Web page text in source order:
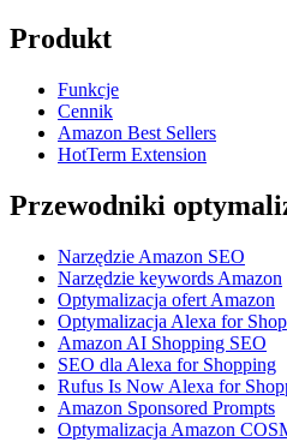
Produkt
Funkcje
Cennik
Amazon Best Sellers
HotTerm Extension
Przewodniki
Narzędzie Amazon SEO
Narzędzie keywords Amazon
Optymalizacja ofert Amazon
Optymalizacja Alexa for
Amazon AI Shopping SEO
SEO dla Alexa for Shopping
Rufus Is Now Alexa for
Amazon Sponsored Prompts
Optymalizacja Amazon